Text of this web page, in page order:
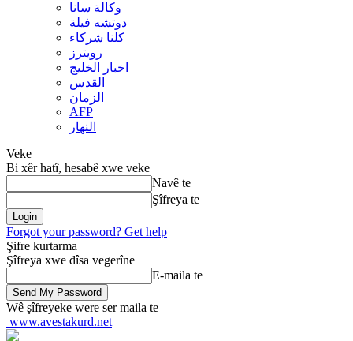
وکالة سانا
دوتشه فیلة
کلنا شرکاء
رويترز
اخبار الخلیج
القدس
الزمان
AFP
النهار
Veke
Bi xêr hatî, hesabê xwe veke
Navê te
Şîfreya te
Forgot your password? Get help
Şifre kurtarma
Şîfreya xwe dîsa vegerîne
E-maila te
Wê şîfreyeke were ser maila te
www.avestakurd.net